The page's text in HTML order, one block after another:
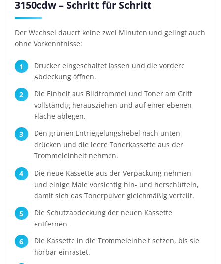
3150cdw – Schritt für Schritt
Der Wechsel dauert keine zwei Minuten und gelingt auch
ohne Vorkenntnisse:
Drucker eingeschaltet lassen und die vordere
Abdeckung öffnen.
Die Einheit aus Bildtrommel und Toner am Griff
vollständig herausziehen und auf einer ebenen
Fläche ablegen.
Den grünen Entriegelungshebel nach unten
drücken und die leere Tonerkassette aus der
Trommeleinheit nehmen.
Die neue Kassette aus der Verpackung nehmen
und einige Male vorsichtig hin- und herschütteln,
damit sich das Tonerpulver gleichmäßig verteilt.
Die Schutzabdeckung der neuen Kassette
entfernen.
Die Kassette in die Trommeleinheit setzen, bis sie
hörbar einrastet.